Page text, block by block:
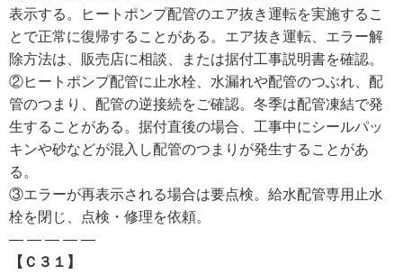
表示する。ヒートポンプ配管のエア抜き運転を実施するこ
とで正常に復帰することがある。エア抜き運転、エラー解
除方法は、販売店に相談、または据付工事説明書を確認。
②ヒートポンプ配管に止水栓、水漏れや配管のつぶれ、配
管のつまり、配管の逆接続をご確認。冬季は配管凍結で発
生することがある。据付直後の場合、工事中にシールパッ
キンや砂などが混入し配管のつまりが発生することがあ
る。
③エラーが再表示される場合は要点検。給水配管専用止水
栓を閉じ、点検・修理を依頼。
— — — — —
【Ｃ３１】